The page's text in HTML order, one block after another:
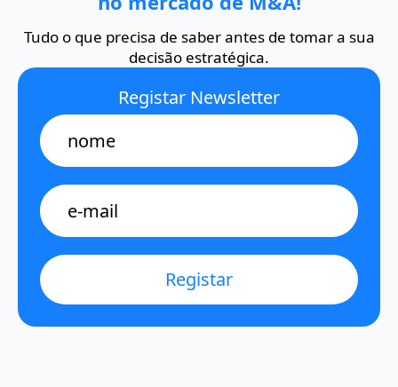
Tudo o que precisa de saber antes de tomar a sua
decisão estratégica.
Registar Newsletter
Name
E-
mail
*
Registar